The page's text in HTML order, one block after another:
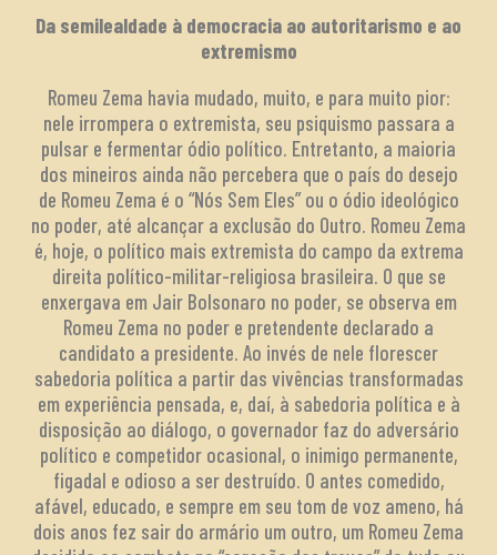
Da semilealdade à democracia ao autoritarismo e ao
extremismo
Romeu Zema havia mudado, muito, e para muito pior:
nele irrompera o extremista, seu psiquismo passara a
pulsar e fermentar ódio político. Entretanto, a maioria
dos mineiros ainda não percebera que o país do desejo
de Romeu Zema é o “Nós Sem Eles” ou o ódio ideológico
no poder, até alcançar a exclusão do Outro. Romeu Zema
é, hoje, o político mais extremista do campo da extrema
direita político-militar-religiosa brasileira. O que se
enxergava em Jair Bolsonaro no poder, se observa em
Romeu Zema no poder e pretendente declarado a
candidato a presidente. Ao invés de nele florescer
sabedoria política a partir das vivências transformadas
em experiência pensada, e, daí, à sabedoria política e à
disposição ao diálogo, o governador faz do adversário
político e competidor ocasional, o inimigo permanente,
figadal e odioso a ser destruído. O antes comedido,
afável, educado, e sempre em seu tom de voz ameno, há
dois anos fez sair do armário um outro, um Romeu Zema